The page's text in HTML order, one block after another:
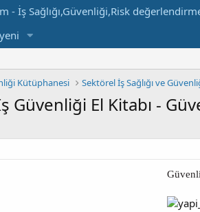
Kütüphanesi Sektörel İş Sağlığı ve
Güvenliği El Kitabı -